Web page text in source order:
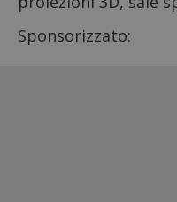
Sponsorizzato: